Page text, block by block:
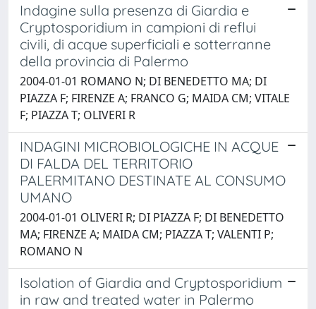
Indagine sulla presenza di Giardia e
Cryptosporidium in campioni di reflui
civili, di acque superficiali e sotterranne
della provincia di Palermo
2004-01-01 ROMANO N; DI BENEDETTO MA; DI
PIAZZA F; FIRENZE A; FRANCO G; MAIDA CM; VITALE
F; PIAZZA T; OLIVERI R
INDAGINI MICROBIOLOGICHE IN ACQUE
DI FALDA DEL TERRITORIO
PALERMITANO DESTINATE AL CONSUMO
UMANO
2004-01-01 OLIVERI R; DI PIAZZA F; DI BENEDETTO
MA; FIRENZE A; MAIDA CM; PIAZZA T; VALENTI P;
ROMANO N
Isolation of Giardia and Cryptosporidium
in raw and treated water in Palermo